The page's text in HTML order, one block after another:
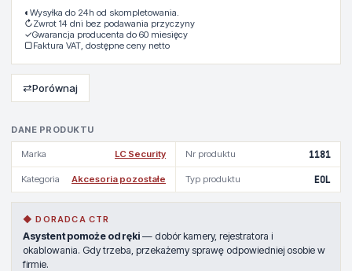
DANE PRODUKTU
Marka LC Security Nr produktu 1181
Kategoria Akcesoria pozostałe Typ produktu EOL
◆ DORADCA CTR
Asystent pomoże od ręki — dobór kamery, rejestratora i
okablowania. Gdy trzeba, przekażemy sprawę odpowiedniej osobie w
firmie.
◐ Wysyłka do 24h od skompletowania.
↻Zwrot 14 dni bez podawania przyczyny
✓Gwarancja producenta do 60 miesięcy
▢Faktura VAT, dostępne ceny netto
⇄Porównaj